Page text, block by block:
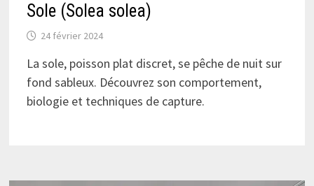
Sole (Solea solea)
24 février 2024
La sole, poisson plat discret, se pêche de nuit sur
fond sableux. Découvrez son comportement,
biologie et techniques de capture.